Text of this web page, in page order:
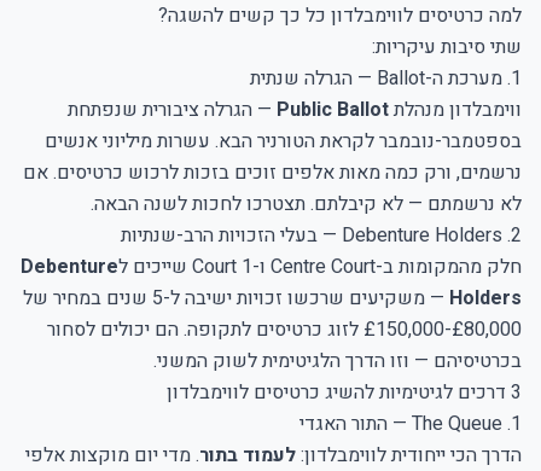
למה כרטיסים לווימבלדון כל כך קשים להשגה?
שתי סיבות עיקריות:
1. מערכת ה-Ballot — הגרלה שנתית
ווימבלדון מנהלתPublic Ballot — הגרלה ציבורית שנפתחת
בספטמבר-נובמבר לקראת הטורניר הבא. עשרות מיליוני אנשים
נרשמים, ורק כמה מאות אלפים זוכים בזכות לרכוש כרטיסים. אם
לא נרשמתם — לא קיבלתם. תצטרכו לחכות לשנה הבאה.
2. Debenture Holders — בעלי הזכויות הרב-שנתיות
חלק מהמקומות ב-Centre Court ו-Court 1 שייכים ל
Debenture
Holders
— משקיעים שרכשו זכויות ישיבה ל-5 שנים במחיר של
£80,000-£150,000 לזוג כרטיסים לתקופה. הם יכולים לסחור
בכרטיסיהם — וזו הדרך הלגיטימית לשוק המשני.
3 דרכים לגיטימיות להשיג כרטיסים לווימבלדון
1. The Queue — התור האגדי
הדרך הכי ייחודית לווימבלדון:לעמוד בתור. מדי יום מוקצות אלפי